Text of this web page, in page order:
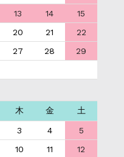
13 14
15
20 21
22
27 28
29
木 金 土
3 4
5
10 11
12